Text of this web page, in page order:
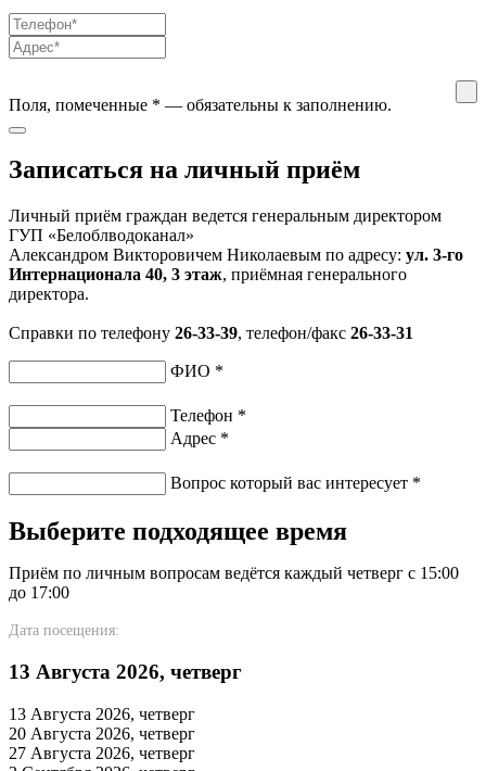
Поля, помеченные * — обязательны к заполнению.
Записаться на личный приём
Личный приём граждан ведется генеральным директором
ГУП «Белоблводоканал»
Александром Викторовичем Николаевым по адресу: ул. 3-го
Интернационала 40, 3 этаж, приёмная генерального
директора.
Справки по телефону 26-33-39, телефон/факс 26-33-31
ФИО *
Телефон *
Адрес *
Вопрос который вас интересует *
Выберите подходящее время
Приём по личным вопросам ведётся каждый четверг с 15:00
до 17:00
Дата посещения:
13 Августа 2026, четверг
13 Августа 2026, четверг
20 Августа 2026, четверг
27 Августа 2026, четверг